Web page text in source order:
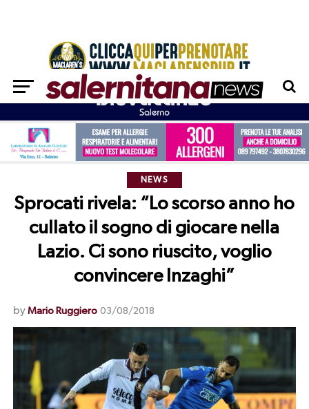
NEWS
Sprocati rivela: “Lo scorso anno ho
cullato il sogno di giocare nella
Lazio. Ci sono riuscito, voglio
convincere Inzaghi”
by Mario Ruggiero 03/08/2018